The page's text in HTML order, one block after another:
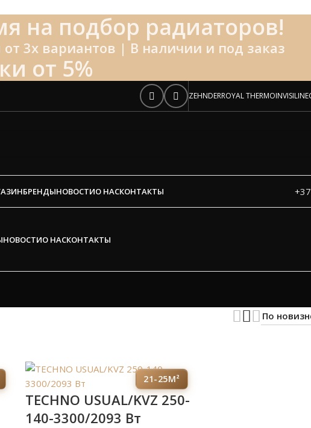
на подбор радиаторов!
3х вариантов | В наличии и под заказ
от 5%
ZEHNDERROYAL THERMOINVISILINE
БРЕНДЫНОВОСТИО НАСКОНТАКТЫ
НОВОСТИО НАСКОНТАКТЫ
21-25М²
TECHNO USUAL/KVZ 250-
140-3300/2093 Вт